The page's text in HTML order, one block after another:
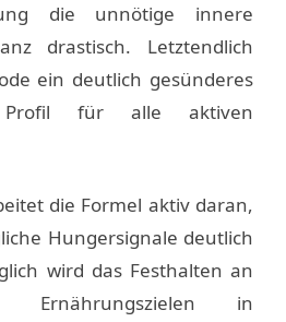
die unnötige innere
drastisch. Letztendlich
ein deutlich gesünderes
Profil für alle aktiven
die Formel aktiv daran,
Hungersignale deutlich
wird das Festhalten an
Ernährungszielen in